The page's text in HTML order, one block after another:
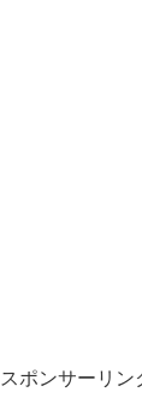
スポンサーリン